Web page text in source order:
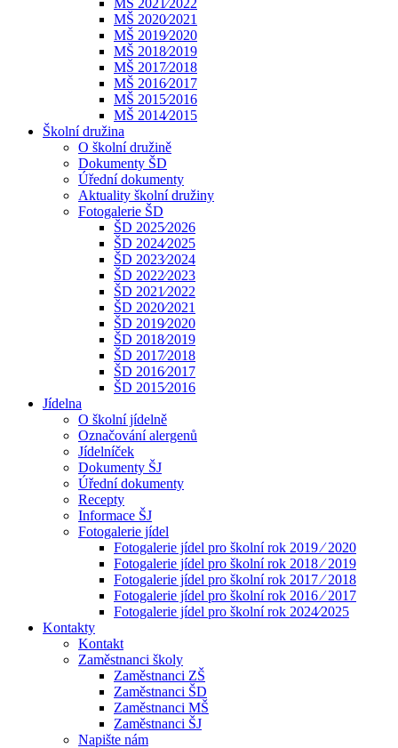
MŠ 2021⁄2022
MŠ 2020⁄2021
MŠ 2019⁄2020
MŠ 2018⁄2019
MŠ 2017⁄2018
MŠ 2016⁄2017
MŠ 2015⁄2016
MŠ 2014⁄2015
Školní družina
O školní družině
Dokumenty ŠD
Úřední dokumenty
Aktuality školní družiny
Fotogalerie ŠD
ŠD 2025⁄2026
ŠD 2024⁄2025
ŠD 2023⁄2024
ŠD 2022⁄2023
ŠD 2021⁄2022
ŠD 2020⁄2021
ŠD 2019⁄2020
ŠD 2018⁄2019
ŠD 2017⁄2018
ŠD 2016⁄2017
ŠD 2015⁄2016
Jídelna
O školní jídelně
Označování alergenů
Jídelníček
Dokumenty ŠJ
Úřední dokumenty
Recepty
Informace ŠJ
Fotogalerie jídel
Fotogalerie jídel pro školní rok 2019 ⁄ 2020
Fotogalerie jídel pro školní rok 2018 ⁄ 2019
Fotogalerie jídel pro školní rok 2017 ⁄ 2018
Fotogalerie jídel pro školní rok 2016 ⁄ 2017
Fotogalerie jídel pro školní rok 2024⁄2025
Kontakty
Kontakt
Zaměstnanci školy
Zaměstnanci ZŠ
Zaměstnanci ŠD
Zaměstnanci MŠ
Zaměstnanci ŠJ
Napište nám